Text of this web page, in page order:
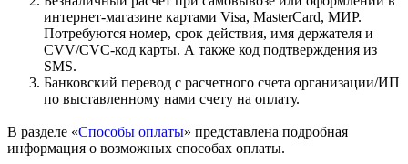
интернет-магазине картами Visa, MasterCard, МИР.
Потребуются номер, срок действия, имя держателя и
CVV/CVC-код карты. А также код подтверждения из
SMS.
Банковский перевод с расчетного счета организации/ИП
по выставленному нами счету на оплату.
В разделе «Способы оплаты» представлена подробная
информация о возможных способах оплаты.